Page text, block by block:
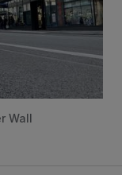
Wall